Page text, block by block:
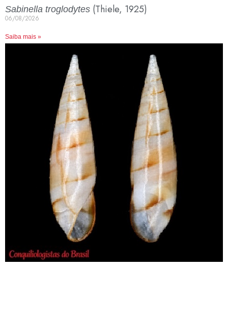
Sabinella troglodytes (Thiele, 1925)
06/08/2026
Saiba mais »